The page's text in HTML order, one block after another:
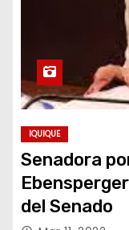
IQUIQUE
Senadora
del Senado